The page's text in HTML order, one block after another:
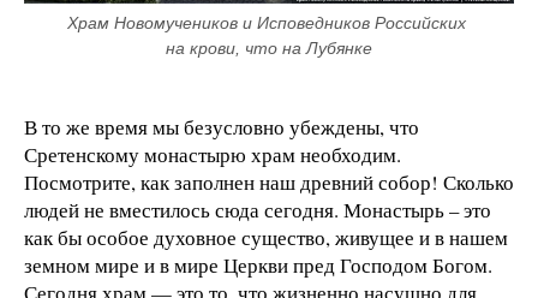
Храм Новомучеников и Исповедников Российских
на крови, что на Лубянке
В то же время мы безусловно убеждены, что
Сретенскому монастырю храм необходим.
Посмотрите, как заполнен наш древний собор! Сколько
людей не вместилось сюда сегодня. Монастырь – это
как бы особое духовное существо, живущее и в нашем
земном мире и в мире Церкви пред Господом Богом.
Сегодня храм — это то, что жизненно насущно для